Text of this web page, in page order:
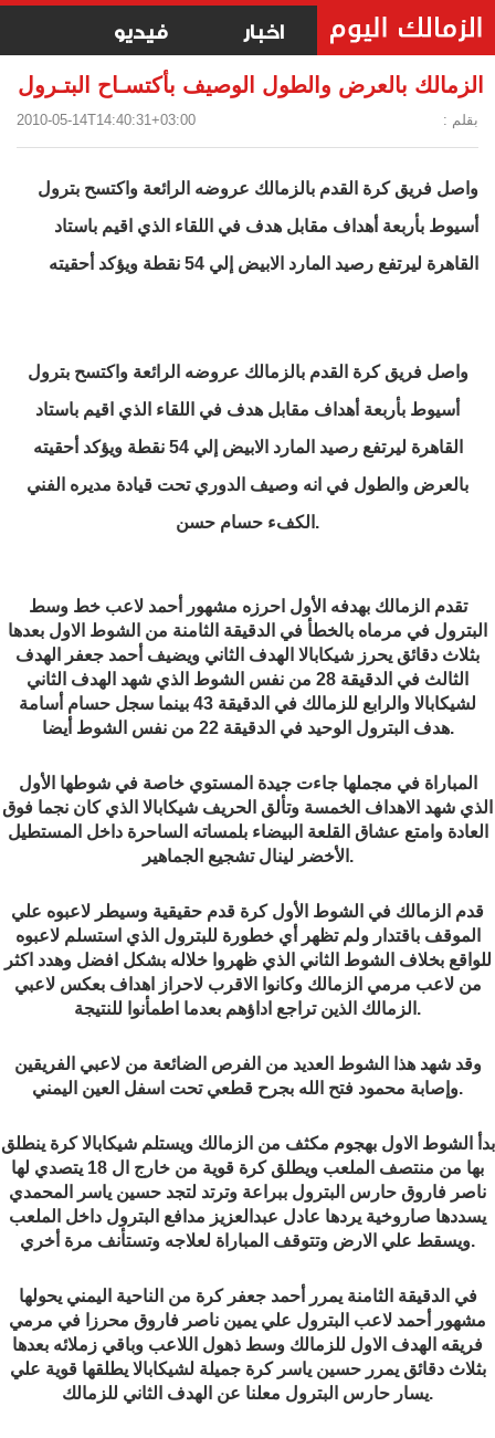
اخبار فيديو
الزمالك بالعرض والطول الوصيف بأكتسـاح البتـرول
بقلم : 2010-05-14T14:40:31+03:00
واصل فريق كرة القدم بالزمالك عروضه الرائعة واكتسح بترول
أسيوط بأربعة أهداف مقابل هدف في اللقاء الذي اقيم باستاد
القاهرة ليرتفع رصيد المارد الابيض إلي 54 نقطة ويؤكد أحقيته
واصل فريق كرة القدم بالزمالك عروضه الرائعة واكتسح بترول
أسيوط بأربعة أهداف مقابل هدف في اللقاء الذي اقيم باستاد
القاهرة ليرتفع رصيد المارد الابيض إلي 54 نقطة ويؤكد أحقيته
بالعرض والطول في انه وصيف الدوري تحت قيادة مديره الفني
الكفء حسام حسن .
تقدم الزمالك بهدفه الأول احرزه مشهور أحمد لاعب خط وسط
البترول في مرماه بالخطأ في الدقيقة الثامنة من الشوط الاول بعدها
بثلاث دقائق يحرز شيكابالا الهدف الثاني ويضيف أحمد جعفر الهدف
الثالث في الدقيقة 28 من نفس الشوط الذي شهد الهدف الثاني
لشيكابالا والرابع للزمالك في الدقيقة 43 بينما سجل حسام أسامة
هدف البترول الوحيد في الدقيقة 22 من نفس الشوط أيضا.
المباراة في مجملها جاءت جيدة المستوي خاصة في شوطها الأول
الذي شهد الاهداف الخمسة وتألق الحريف شيكابالا الذي كان نجما فوق
العادة وامتع عشاق القلعة البيضاء بلمساته الساحرة داخل المستطيل
الأخضر لينال تشجيع الجماهير .
قدم الزمالك في الشوط الأول كرة قدم حقيقية وسيطر لاعبوه علي
الموقف باقتدار ولم تظهر أي خطورة للبترول الذي استسلم لاعبوه
للواقع بخلاف الشوط الثاني الذي ظهروا خلاله بشكل افضل وهدد اكثر
من لاعب مرمي الزمالك وكانوا الاقرب لاحراز اهداف بعكس لاعبي
الزمالك الذين تراجع اداؤهم بعدما اطمأنوا للنتيجة .
وقد شهد هذا الشوط العديد من الفرص الضائعة من لاعبي الفريقين
وإصابة محمود فتح الله بجرح قطعي تحت اسفل العين اليمني.
بدأ الشوط الاول بهجوم مكثف من الزمالك ويستلم شيكابالا كرة ينطلق
بها من منتصف الملعب ويطلق كرة قوية من خارج ال 18 يتصدي لها
ناصر فاروق حارس البترول ببراعة وترتد لتجد حسين ياسر المحمدي
يسددها صاروخية يردها عادل عبدالعزيز مدافع البترول داخل الملعب
ويسقط علي الارض وتتوقف المباراة لعلاجه وتستأنف مرة أخري.
في الدقيقة الثامنة يمرر أحمد جعفر كرة من الناحية اليمني يحولها
مشهور أحمد لاعب البترول علي يمين ناصر فاروق محرزا في مرمي
فريقه الهدف الاول للزمالك وسط ذهول اللاعب وباقي زملائه بعدها
بثلاث دقائق يمرر حسين ياسر كرة جميلة لشيكابالا يطلقها قوية علي
يسار حارس البترول معلنا عن الهدف الثاني للزمالك.